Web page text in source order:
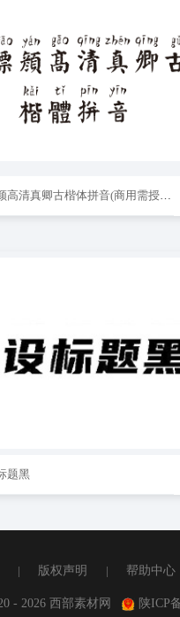
汉标颜高清真卿古楷体拼音(商用需授权)
题黑
| 版权声明 | 帮助中心
- 2026 西部素材网 陕ICP